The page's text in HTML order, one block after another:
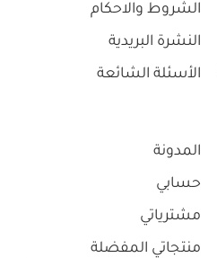
الشروط والاحكام
النشرة البريدية
الأسئلة الشائعة
المدونة
حسابي
مشترياتي
منتجاتي المفضلة